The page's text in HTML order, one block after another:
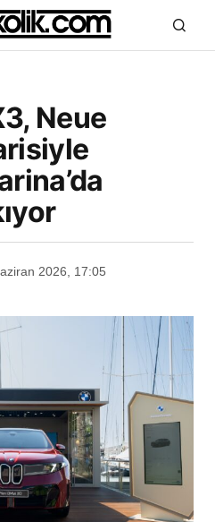
Neue
2026, 17:05